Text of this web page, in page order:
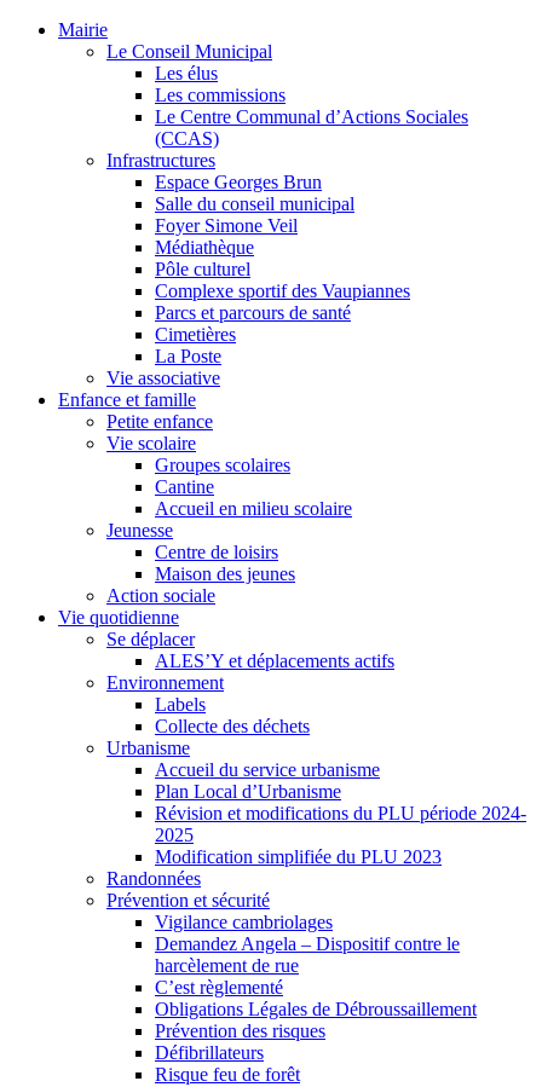
Mairie
Le Conseil Municipal
Les élus
Les commissions
Le Centre Communal d’Actions Sociales
(CCAS)
Infrastructures
Espace Georges Brun
Salle du conseil municipal
Foyer Simone Veil
Médiathèque
Pôle culturel
Complexe sportif des Vaupiannes
Parcs et parcours de santé
Cimetières
La Poste
Vie associative
Enfance et famille
Petite enfance
Vie scolaire
Groupes scolaires
Cantine
Accueil en milieu scolaire
Jeunesse
Centre de loisirs
Maison des jeunes
Action sociale
Vie quotidienne
Se déplacer
ALES’Y et déplacements actifs
Environnement
Labels
Collecte des déchets
Urbanisme
Accueil du service urbanisme
Plan Local d’Urbanisme
Révision et modifications du PLU période 2024-
2025
Modification simplifiée du PLU 2023
Randonnées
Prévention et sécurité
Vigilance cambriolages
Demandez Angela – Dispositif contre le
harcèlement de rue
C’est règlementé
Obligations Légales de Débroussaillement
Prévention des risques
Défibrillateurs
Risque feu de forêt